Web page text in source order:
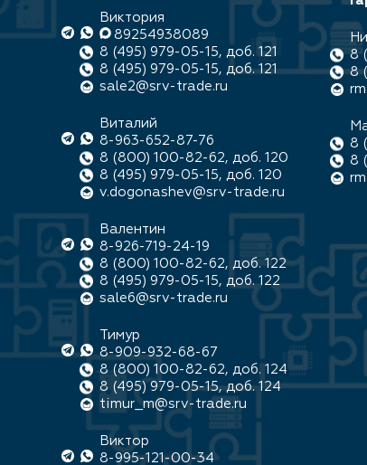
Виктория
89254938089
8 (495) 979-05-15, доб. 121
8 (495) 979-05-15, доб. 121
sale2@srv-trade.ru
Виталий
8-963-652-87-76
8 (800) 100-82-62, доб. 120
8 (495) 979-05-15, доб. 120
v.dogonashev@srv-trade.ru
Валентин
8-926-719-24-19
8 (800) 100-82-62, доб. 122
8 (495) 979-05-15, доб. 122
sale6@srv-trade.ru
Тимур
8-909-932-68-67
8 (800) 100-82-62, доб. 124
8 (495) 979-05-15, доб. 124
timur_m@srv-trade.ru
Виктор
8-995-121-00-34
8
8
8
8